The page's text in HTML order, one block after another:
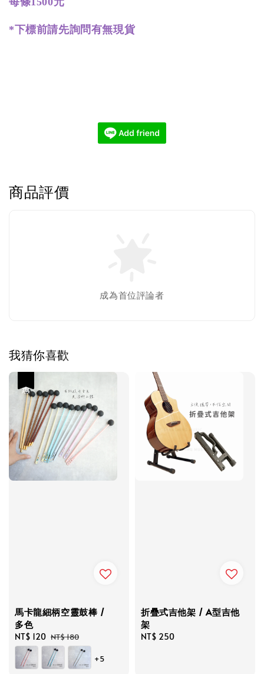
*下標前請先詢問有無現貨
商品評價
成為首位評論者
我猜你喜歡
馬卡龍細柄空靈鼓棒 /
多色
Sale
price
NT$ 120 Regular
price
NT$ 180
+5
折疊式吉他架 / A型吉他
架
Regular
NT$ 250